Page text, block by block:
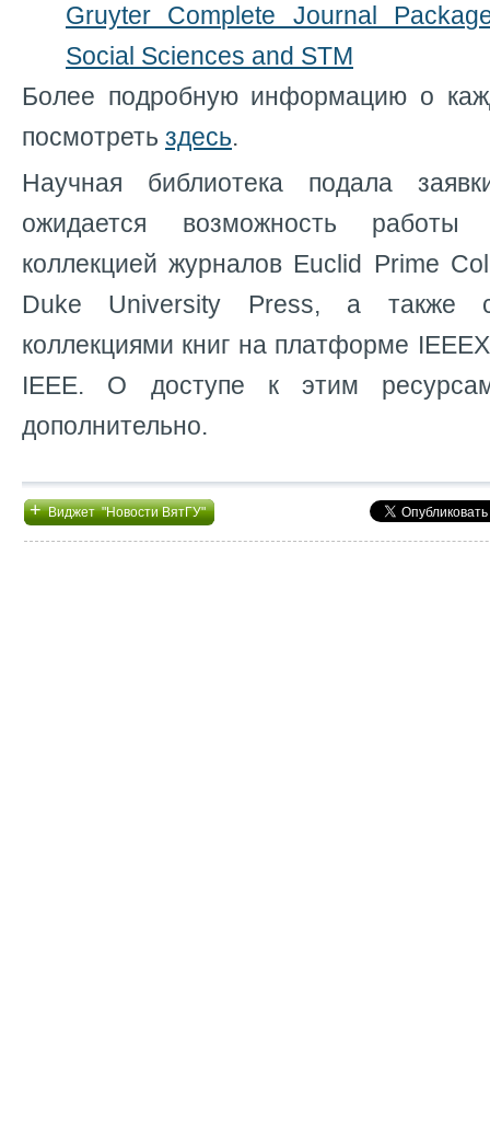
Gruyter Complete Journal
Social Sciences and STM
Более подробную информацию о
посмотреть здесь.
Научная библиотека подала
ожидается возможность работы
коллекцией журналов Euclid Prime
Duke University Press, а также с
коллекциями книг на платформе
IEEE. О доступе к этим
дополнительно.
+Виджет "Новости ВятГУ"